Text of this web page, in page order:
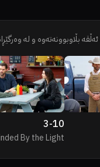
ئەڵقە بڵاوبوونەتەوە و لە
3-10
By the Light